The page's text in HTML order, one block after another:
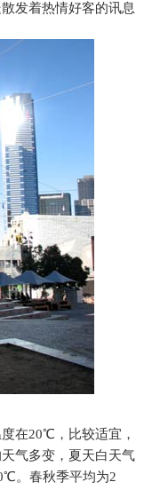
发着热情好客的讯息
在20℃，比较适宜，
气多变，夏天白天气
℃。春秋季平均为2